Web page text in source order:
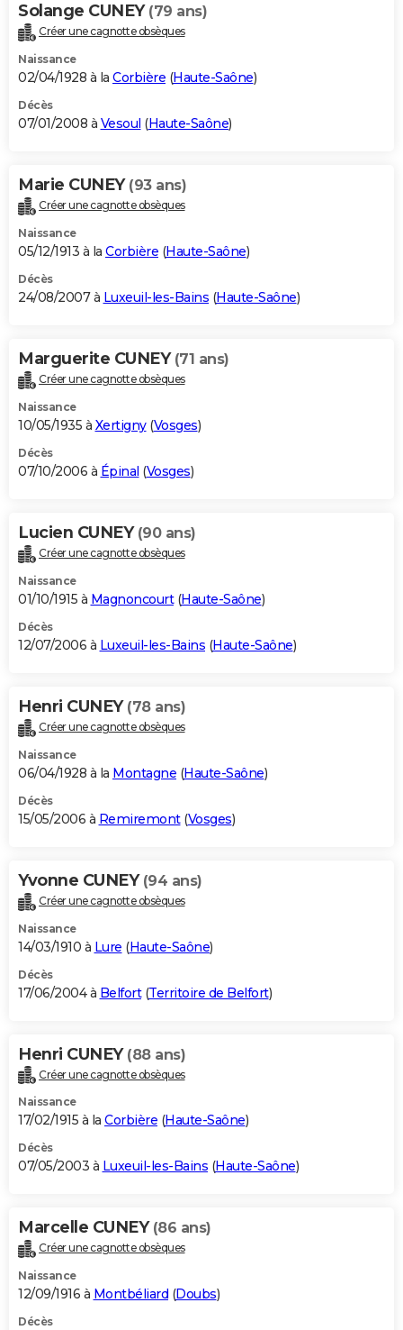
Solange CUNEY (79 ans)
Créer une cagnotte obsèques
Naissance
02/04/1928 à la Corbière (Haute-Saône)
Décès
07/01/2008 à Vesoul (Haute-Saône)
Marie CUNEY (93 ans)
Créer une cagnotte obsèques
Naissance
05/12/1913 à la Corbière (Haute-Saône)
Décès
24/08/2007 à Luxeuil-les-Bains (Haute-Saône)
Marguerite CUNEY (71 ans)
Créer une cagnotte obsèques
Naissance
10/05/1935 à Xertigny(Vosges)
Décès
07/10/2006 à Épinal (Vosges)
Lucien CUNEY (90 ans)
Créer une cagnotte obsèques
Naissance
01/10/1915 à Magnoncourt(Haute-Saône)
Décès
12/07/2006 à Luxeuil-les-Bains (Haute-Saône)
Henri CUNEY (78 ans)
Créer une cagnotte obsèques
Naissance
06/04/1928 à la Montagne (Haute-Saône)
Décès
15/05/2006 à Remiremont(Vosges)
Yvonne CUNEY (94 ans)
Créer une cagnotte obsèques
Naissance
14/03/1910 à Lure (Haute-Saône)
Décès
17/06/2004 à Belfort(Territoire de Belfort)
Henri CUNEY (88 ans)
Créer une cagnotte obsèques
Naissance
17/02/1915 à la Corbière (Haute-Saône)
Décès
07/05/2003 à Luxeuil-les-Bains (Haute-Saône)
Marcelle CUNEY (86 ans)
Créer une cagnotte obsèques
Naissance
12/09/1916 à Montbéliard (Doubs)
Décès